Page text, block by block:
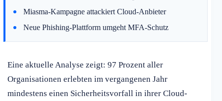
Miasma-Kampagne attackiert Cloud-Anbieter
Neue Phishing-Plattform umgeht MFA-Schutz
Eine aktuelle Analyse zeigt: 97 Prozent aller
Organisationen erlebten im vergangenen Jahr
mindestens einen Sicherheitsvorfall in ihrer Cloud-